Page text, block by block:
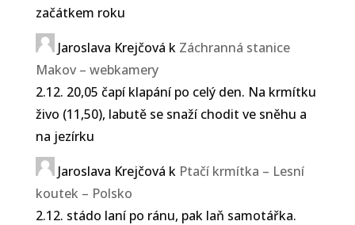
začátkem roku
Jaroslava Krejčová k Záchranná stanice
Makov – webkamery
2.12. 20,05 čapí klapání po celý den. Na krmítku
živo (11,50), labutě se snaží chodit ve sněhu a
na jezírku
Jaroslava Krejčová k Ptačí krmítka – Lesní
koutek – Polsko
2.12. stádo laní po ránu, pak laň samotářka.